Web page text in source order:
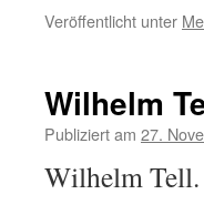
Veröffentlicht unter
Wilhelm
Publiziert am 27.
Wilhelm Tell.